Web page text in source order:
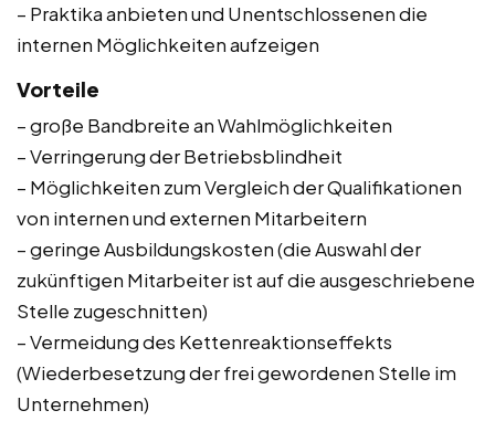
– Praktika anbieten und Unentschlossenen die
internen Möglichkeiten aufzeigen
Vorteile
– große Bandbreite an Wahlmöglichkeiten
– Verringerung der Betriebsblindheit
– Möglichkeiten zum Vergleich der Qualifikationen
von internen und externen Mitarbeitern
– geringe Ausbildungskosten (die Auswahl der
zukünftigen Mitarbeiter ist auf die ausgeschriebene
Stelle zugeschnitten)
– Vermeidung des Kettenreaktionseffekts
(Wiederbesetzung der frei gewordenen Stelle im
Unternehmen)